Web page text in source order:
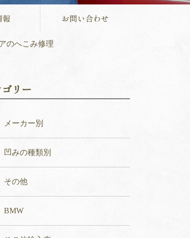
報 お問い合わせ
のへこみ修理
リー
メーカー別
凹みの種類別
その他
BMW